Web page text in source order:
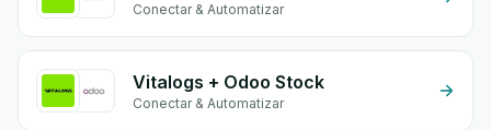
Conectar & Automatizar
Vitalogs + Odoo Stock
Conectar & Automatizar